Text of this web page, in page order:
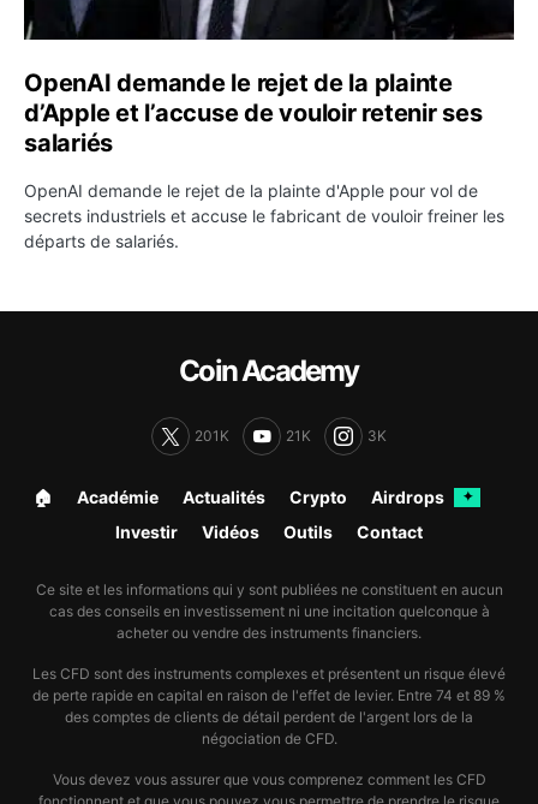
OpenAI demande le rejet de la plainte
d’Apple et l’accuse de vouloir retenir ses
salariés
OpenAI demande le rejet de la plainte d'Apple pour vol de
secrets industriels et accuse le fabricant de vouloir freiner les
départs de salariés.
Coin Academy
201K 21K 3K
🏠︎ Académie Actualités Crypto Airdrops ✦
Investir Vidéos Outils Contact
Ce site et les informations qui y sont publiées ne constituent en aucun
cas des conseils en investissement ni une incitation quelconque à
acheter ou vendre des instruments financiers.
Les CFD sont des instruments complexes et présentent un risque élevé
de perte rapide en capital en raison de l'effet de levier. Entre 74 et 89 %
des comptes de clients de détail perdent de l'argent lors de la
négociation de CFD.
Vous devez vous assurer que vous comprenez comment les CFD